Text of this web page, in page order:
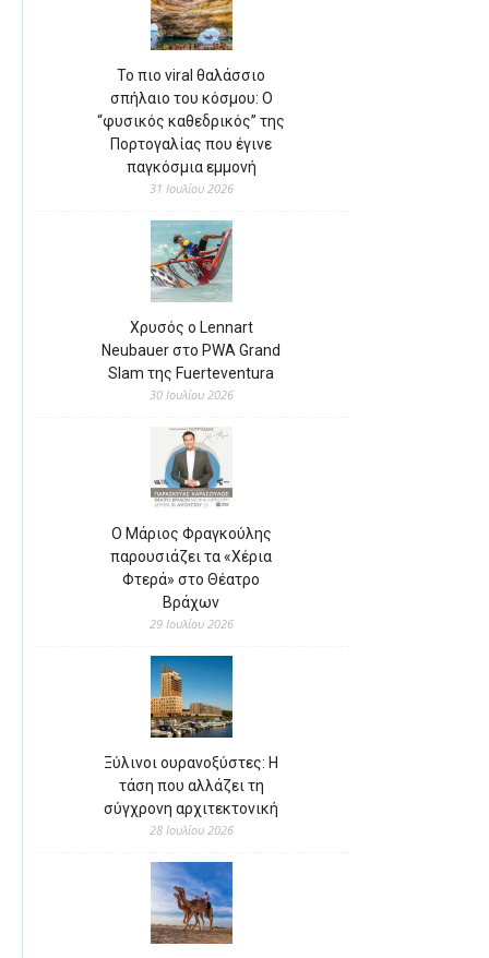
Το πιο viral θαλάσσιο
σπήλαιο του κόσμου: Ο
“φυσικός καθεδρικός” της
Πορτογαλίας που έγινε
παγκόσμια εμμονή
31 Ιουλίου 2026
Χρυσός ο Lennart
Neubauer στο PWA Grand
Slam της Fuerteventura
30 Ιουλίου 2026
Ο Μάριος Φραγκούλης
παρουσιάζει τα «Χέρια
Φτερά» στο Θέατρο
Βράχων
29 Ιουλίου 2026
Ξύλινοι ουρανοξύστες: Η
τάση που αλλάζει τη
σύγχρονη αρχιτεκτονική
28 Ιουλίου 2026